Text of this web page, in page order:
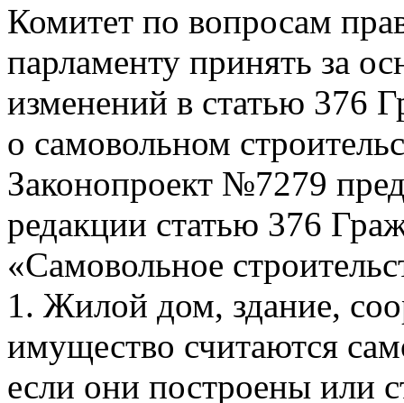
Комитет по вопросам
парламенту принять за
изменений в статью 376
о самовольном
Законопроект №7279
редакции статью 376
«Самовольное
1. Жилой дом, здание,
имущество считаются
если они построены или